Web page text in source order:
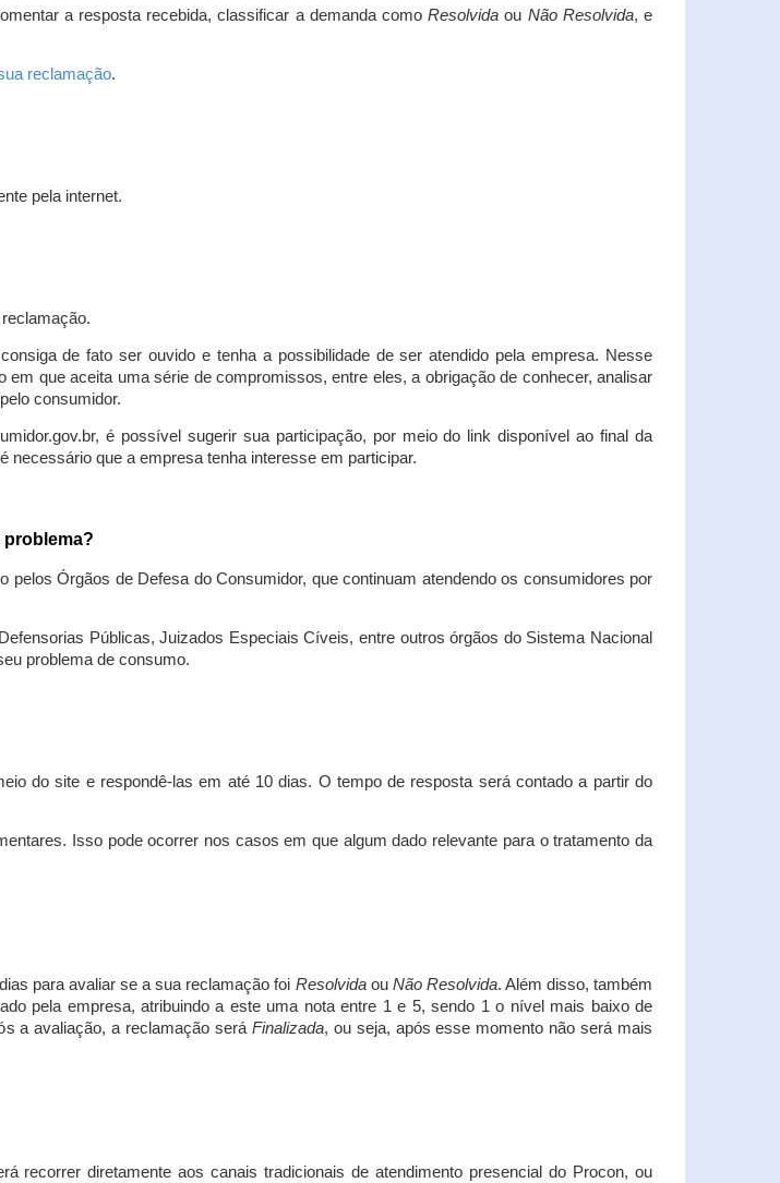
a resposta recebida, classificar a demanda comoResolvida ou Não Resolvida, e
reclamação.
pela internet.
de fato ser ouvido e tenha a possibilidade de ser atendido pela empresa. Nesse
que aceita uma série de compromissos, entre eles, a obrigação de conhecer, analisar
consumidor.
é possível sugerir sua participação, por meio do link disponível ao final da
necessário que a empresa tenha interesse em participar.
problema?
Órgãos de Defesa do Consumidor, que continuam atendendo os consumidores por
Públicas, Juizados Especiais Cíveis, entre outros órgãos do Sistema Nacional
problema de consumo.
do site e respondê-las em até 10 dias. O tempo de resposta será contado a partir do
Isso pode ocorrer nos casos em que algum dado relevante para o tratamento da
para avaliar se a sua reclamação foi Resolvidaou Não Resolvida. Além disso, também
pela empresa, atribuindo a este uma nota entre 1 e 5, sendo 1 o nível mais baixo de
a avaliação, a reclamação será Finalizada, ou seja, após esse momento não será mais
recorrer diretamente aos canais tradicionais de atendimento presencial do Procon, ou